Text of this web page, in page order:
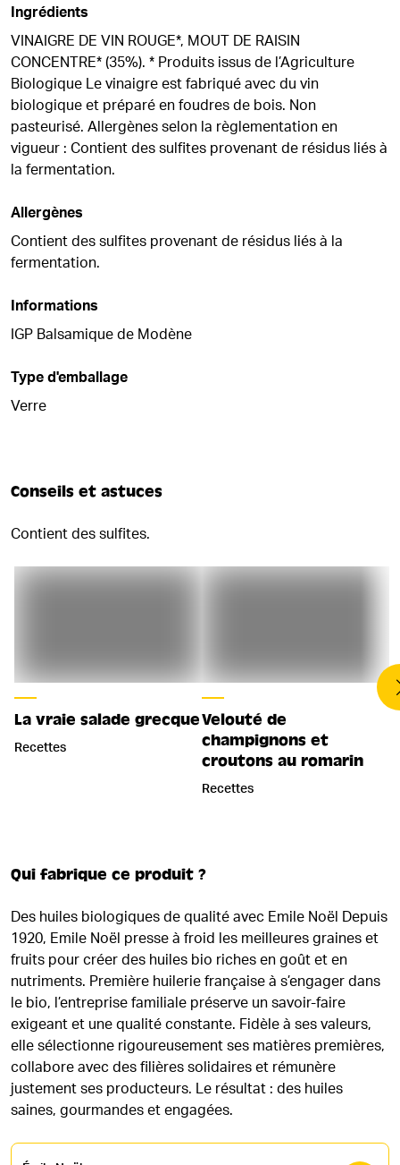
Ingrédients
VINAIGRE DE VIN ROUGE*, MOUT DE RAISIN
CONCENTRE* (35%). * Produits issus de l’Agriculture
Biologique Le vinaigre est fabriqué avec du vin
biologique et préparé en foudres de bois. Non
pasteurisé. Allergènes selon la règlementation en
vigueur : Contient des sulfites provenant de résidus liés à
la fermentation.
Allergènes
Contient des sulfites provenant de résidus liés à la
fermentation.
Informations
IGP Balsamique de Modène
Type d'emballage
Verre
Conseils et astuces
Contient des sulfites.
La vraie salade grecque
Recettes
Velouté de
champignons et
croutons au romarin
Recettes
Qui fabrique ce produit ?
Des huiles biologiques de qualité avec Emile Noël Depuis
1920, Emile Noël presse à froid les meilleures graines et
fruits pour créer des huiles bio riches en goût et en
nutriments. Première huilerie française à s’engager dans
le bio, l’entreprise familiale préserve un savoir-faire
exigeant et une qualité constante. Fidèle à ses valeurs,
elle sélectionne rigoureusement ses matières premières,
collabore avec des filières solidaires et rémunère
justement ses producteurs. Le résultat : des huiles
saines, gourmandes et engagées.